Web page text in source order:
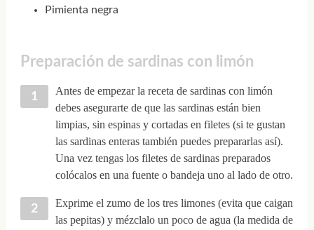
Pimienta negra
Preparación de sardinas con limón
Antes de empezar la receta de sardinas con limón
debes asegurarte de que las sardinas están bien
limpias, sin espinas y cortadas en filetes (si te gustan
las sardinas enteras también puedes prepararlas así).
Una vez tengas los filetes de sardinas preparados
colócalos en una fuente o bandeja uno al lado de otro.
Exprime el zumo de los tres limones (evita que caigan
las pepitas) y mézclalo un poco de agua (la medida de